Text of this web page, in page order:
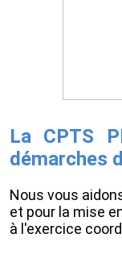
La CPTS
démarches
Nous vous
et pour la mise
à l'exercice